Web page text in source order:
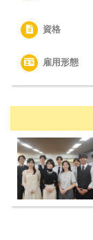
資格
雇用形態